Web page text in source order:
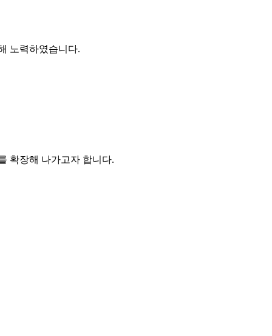
노력하였습니다.
확장해 나가고자 합니다.